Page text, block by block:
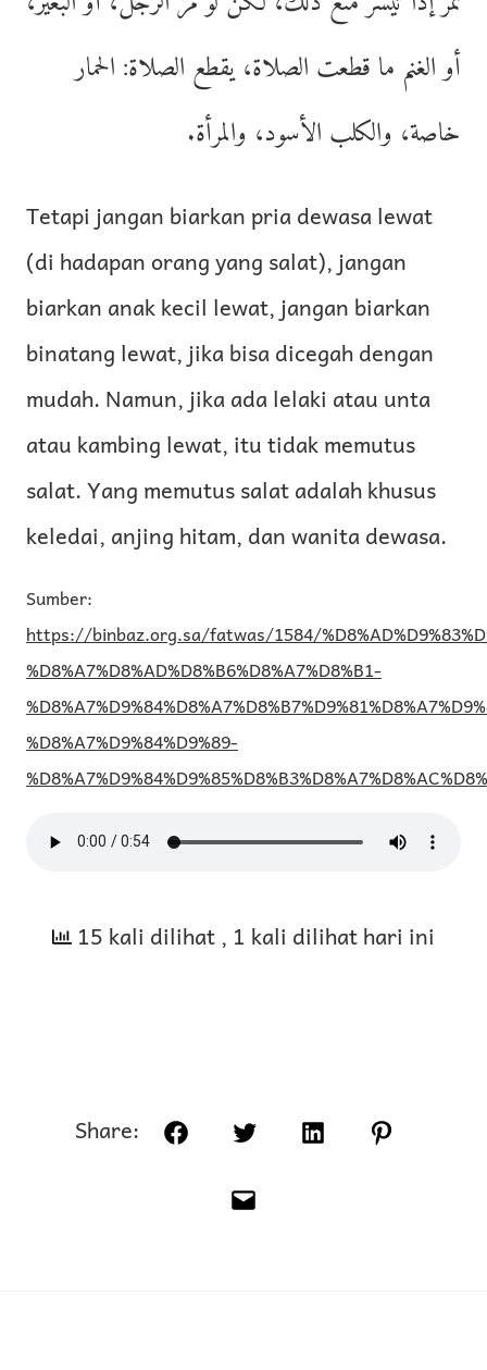
أو الغنم ما قطعت الصلاة، يقطع الصلاة: الحمار
خاصة، والكلب الأسود، والمرأة.
Tetapi jangan biarkan pria dewasa lewat
(di hadapan orang yang salat), jangan
biarkan anak kecil lewat, jangan biarkan
binatang lewat, jika bisa dicegah dengan
mudah. Namun, jika ada lelaki atau unta
atau kambing lewat, itu tidak memutus
salat. Yang memutus salat adalah khusus
keledai, anjing hitam, dan wanita dewasa.
Sumber:
https://binbaz.org.sa/fatwas/1584/
%D8%A7%D8%AD%D8%B6%D8%A7%D8%B1-
%D8%A7%D9%84%D9%89-
15 kali dilihat, 1 kali dilihat hari ini
Share: FacebookTwitterLinkedInPinterest
Email